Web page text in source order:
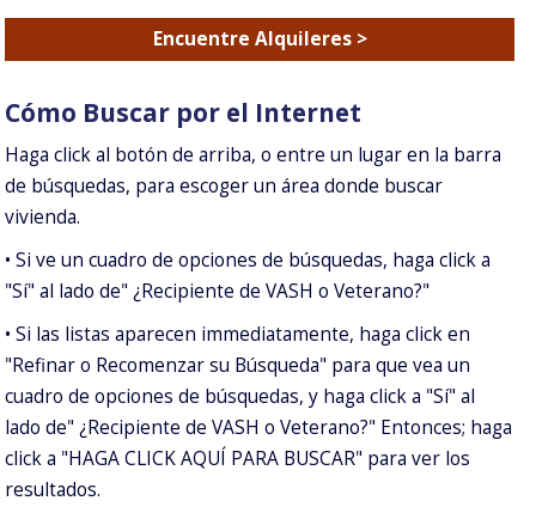
Encuentre Alquileres >
Cómo Buscar por el Internet
Haga click al botón de arriba, o entre un lugar en la barra
de búsquedas, para escoger un área donde buscar
vivienda.
• Si ve un cuadro de opciones de búsquedas, haga click a
"Sí" al lado de" ¿Recipiente de VASH o Veterano?"
• Si las listas aparecen immediatamente, haga click en
"Refinar o Recomenzar su Búsqueda" para que vea un
cuadro de opciones de búsquedas, y haga click a "Sí" al
lado de" ¿Recipiente de VASH o Veterano?" Entonces; haga
click a "HAGA CLICK AQUÍ PARA BUSCAR" para ver los
resultados.